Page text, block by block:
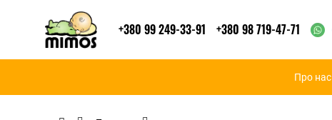
+380 99 249-33-91 +380 98 719-47-71
Про нас